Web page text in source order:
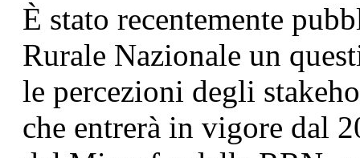
È stato recentemente
Rurale Nazionale un
le percezioni degli
che entrerà in vigore dal